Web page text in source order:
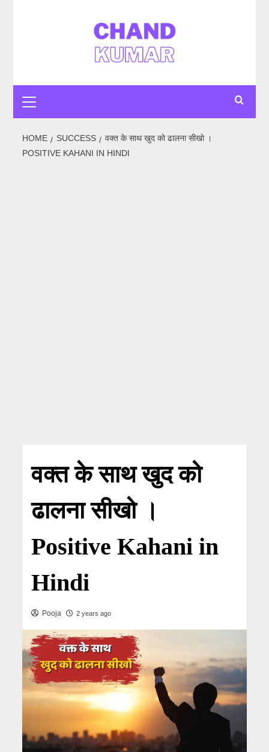
Menu
HOME SUCCESS
वक्त के साथ खुद को ढालना सीखो ।
POSITIVE KAHANI IN HINDI
वक्त के साथ खुद को
ढालना सीखो ।
Positive Kahani in
Hindi
Pooja 2 years ago